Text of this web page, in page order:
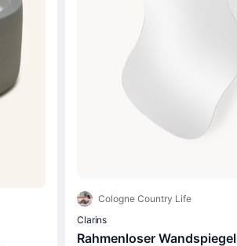
Cologne Country Life
Clarins
Rahmenloser